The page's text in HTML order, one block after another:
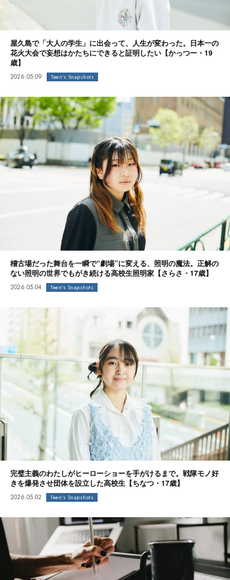
屋久島で「大人の学生」に出会って、人生が変わった。日本一の
花火大会で妄想はかたちにできると証明したい【かっつー・19
歳】
2026.05.09 Teen's Snapshots
稽古場だった舞台を一瞬で“劇場”に変える、照明の魔法。正解の
ない照明の世界でもがき続ける高校生照明家【さらさ・17歳】
2026.05.04 Teen's Snapshots
完璧主義のわたしがヒーローショーを手がけるまで。戦隊モノ好
きを爆発させ団体を設立した高校生【ちなつ・17歳】
2026.05.02 Teen's Snapshots